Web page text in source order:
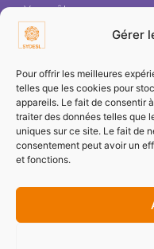
Gérer
Pour offrir les meilleures
telles que les cookies pour
appareils. Le fait de consentir
traiter des données telles que
uniques sur ce site. Le fait de
consentement peut avoir un
et fonctions.
Vous êtes :